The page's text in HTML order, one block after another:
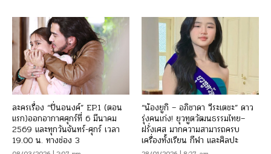
ละครเรื่อง “ปิ่นอนงค์” EP.1 (ตอน
แรก)ออกอากาศศุกร์ที่ 6 มีนาคม
2569 และทุกวันจันทร์-ศุกร์ เวลา
19.00 น. ทางช่อง 3
“น้องยูกิ – อภิชาดา วีระเตชะ” ดาว
รุ่งคนเก่ง! ยุวทูตวัฒนธรรมไทย–
ฝรั่งเศส มากความสามารถครบ
เครื่องทั้งเรียน กีฬา และศิลปะ